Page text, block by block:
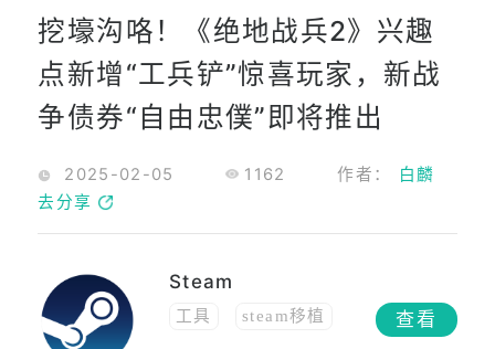
挖壕沟咯！《绝地战兵2》兴趣
点新增“工兵铲”惊喜玩家，新战
争债券“自由忠僕”即将推出
2025-02-05 1162 作者：
白麟
去分享
Steam
工具
steam移植
查看